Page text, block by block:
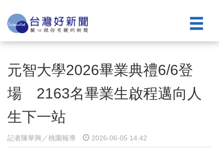
元智大學2026畢業典禮6/6登
場 2163名畢業生啟程邁向人
生下一站
記者陳華興／桃園報導 2026-06-05 14:42